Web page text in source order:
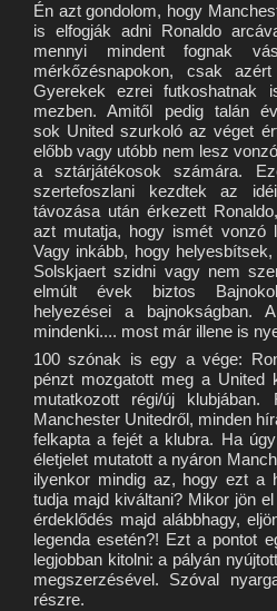
Én azt gondolom, hogy
is elfogják adni Ronaldo
mennyi mindent fognak
mérkőzésnapokon, csak
Gyerekek ezrei futkoshatnak
mezben. Amitől pedig talán
sok United szurkoló az véget
előbb vagy utóbb nem lesz
a sztárjátékosok számára.
szertefoszlani kezdtek az
távozása után érkezett
azt mutatja, hogy ismét vonzó
Vagy inkább, hogy
Solskjaert szidni vagy nem
elmúlt évek biztos
helyezései a bajnokságban.
mindenki.... most már illene is
100 szónak is egy a vége:
pénzt mozgatott meg a United
mutatkozott régi/új
Manchester Unitedről, minden
felkapta a fejét a klubra. Ha
életjelet mutatott a nyáron
ilyenkor mindig az, hogy ezt a
tudja majd kiváltani? Mikor jön
érdeklődés majd alábbhagy,
legenda esetén?! Ezt a pontot
legjobban kitolni: a pályán
megszerzésével. Szóval
részre.